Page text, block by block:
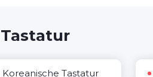
Koreanische Tastatur